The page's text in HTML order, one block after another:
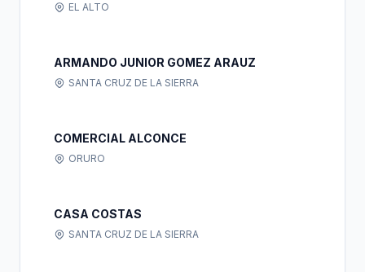
EL ALTO
ARMANDO JUNIOR GOMEZ ARAUZ
SANTA CRUZ DE LA SIERRA
COMERCIAL ALCONCE
ORURO
CASA COSTAS
SANTA CRUZ DE LA SIERRA